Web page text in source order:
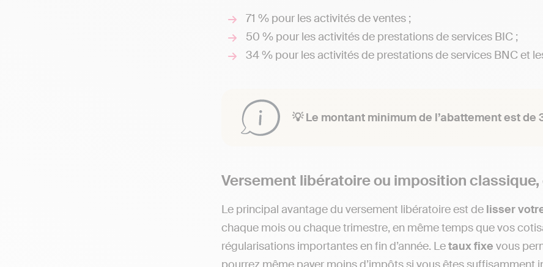
71 % pour les activités de ventes ;
50 % pour les activités de prestations de services BIC ;
34 % pour les activités de prestations de services BNC et
💡 Le montant minimum de l’abattement est de
Versement libératoire ou imposition
Le principal avantage du versement libératoire est de lisser
chaque mois ou chaque trimestre, en même temps que vos
régularisations importantes en fin d’année. Letaux fixe vous